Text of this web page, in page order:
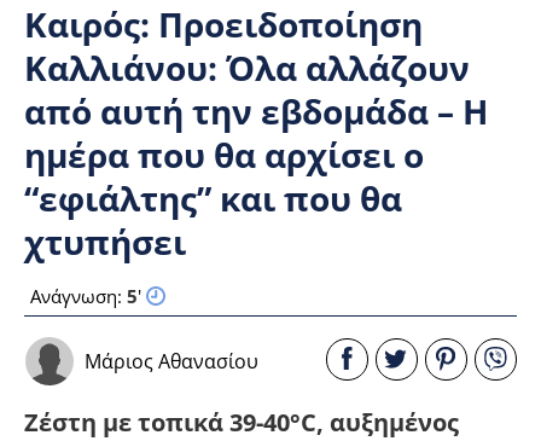
Καιρός: Προειδοποίηση
Καλλιάνου: Όλα αλλάζουν
από αυτή την εβδομάδα – Η
ημέρα που θα αρχίσει ο
“εφιάλτης” και που θα
χτυπήσει
Ανάγνωση: 5'
Μάριος Αθανασίου
Ζέστη με τοπικά 39-40°C, αυξημένος